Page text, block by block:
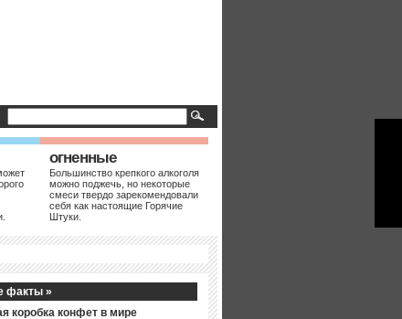
огненные
Большинство крепкого алкоголя
можно поджечь, но некоторые
смеси твердо зарекомендовали
себя как настоящие Горячие
Штуки.
факты »
коробка конфет в мире